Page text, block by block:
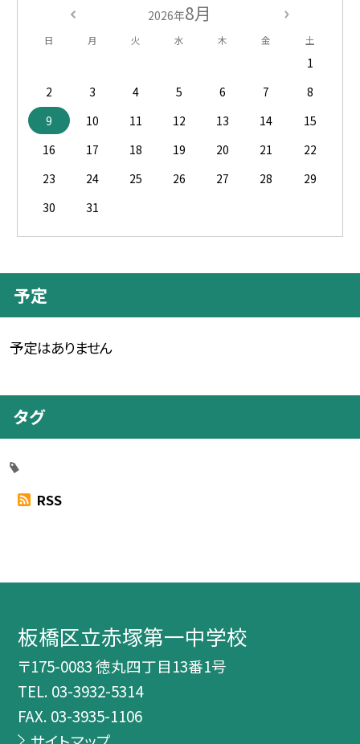
2026年8月
日 月 火 水 木 金 土
1
2
3 4 5 6 7
8
9
10 11 12 13 14
15
16
17 18 19 20 21
22
23
24 25 26 27 28
29
30
31
予定
予定はありません
タグ
RSS
板橋区立赤塚第一中学校
〒175-0083 徳丸四丁目13番1号
TEL. 03-3932-5314
FAX. 03-3935-1106